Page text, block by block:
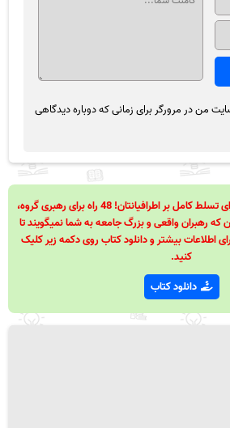
من در مرورگر برای زمانی که دوباره دیدگاهی
48 قانون قدرت! 48 فرمول برای تسلط کامل بر اطرافیانتان! 48 راه برای رهبری گروه،
دستانتان! 48 قانون که رهبران واقعی و بزرگ جامعه به شما نمیگویند تا
اطلاعات بیشتر و دانلود کتاب روی دکمه زیر کلیک
کنید.
دانلود کتاب